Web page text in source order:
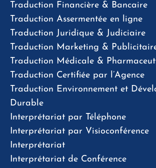
Traduction Financière & Bancaire
Traduction Assermentée en ligne
Traduction Juridique & Judiciaire
Traduction Marketing &
Traduction Médicale &
Traduction Certifiée par l’Agence
Traduction Environnement et
Durable
Interprétariat par Téléphone
Interprétariat par Visioconférence
Interprétariat
Interprétariat de Conférence